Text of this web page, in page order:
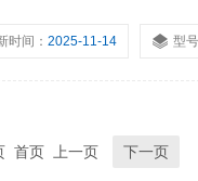
时间：2025-11-14 型号
首页 上一页 下一页